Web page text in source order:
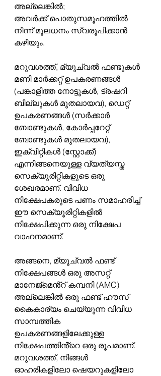
അല്ലെങ്കിൽ;
അവർക്ക് പൊതുസമൂഹത്തിൽ
നിന്ന് മൂലധനം സ്വരൂപിക്കാൻ
കഴിയും.
മറുവശത്ത്, മ്യൂച്വൽ ഫണ്ടുകൾ
മണി മാർക്കറ്റ് ഉപകരണങ്ങൾ
(പങ്കാളിത്ത നോട്ടുകൾ, ട്രഷറി
ബില്ലുകൾ മുതലായവ), ഡെറ്റ്
ഉപകരണങ്ങൾ (സർക്കാർ
ബോണ്ടുകൾ, കോർപ്പറേറ്റ്
ബോണ്ടുകൾ മുതലായവ),
ഇക്വിറ്റികൾ (സ്റ്റോക്ക്)
എന്നിങ്ങനെയുള്ള വ്യത്യസ്ത
സെക്യൂരിറ്റികളുടെ ഒരു
ശേഖരമാണ്. വിവിധ
നിക്ഷേപകരുടെ പണം സമാഹരിച്ച്
ഈ സെക്യൂരിറ്റികളിൽ
നിക്ഷേപിക്കുന്ന ഒരു നിക്ഷേപ
വാഹനമാണ്.
അങ്ങനെ, മ്യൂച്വൽ ഫണ്ട്
നിക്ഷേപങ്ങൾ ഒരു അസറ്റ്
മാനേജ്മെൻ്റ് കമ്പനി (AMC)
അല്ലെങ്കിൽ ഒരു ഫണ്ട് ഹൗസ്
കൈകാര്യം ചെയ്യുന്ന വിവിധ
സാമ്പത്തിക
ഉപകരണങ്ങളിലേക്കുള്ള
നിക്ഷേപത്തിൻ്റെ ഒരു രൂപമാണ്.
മറുവശത്ത്, നിങ്ങൾ
ഓഹരികളിലോ ഷെയറുകളിലോ